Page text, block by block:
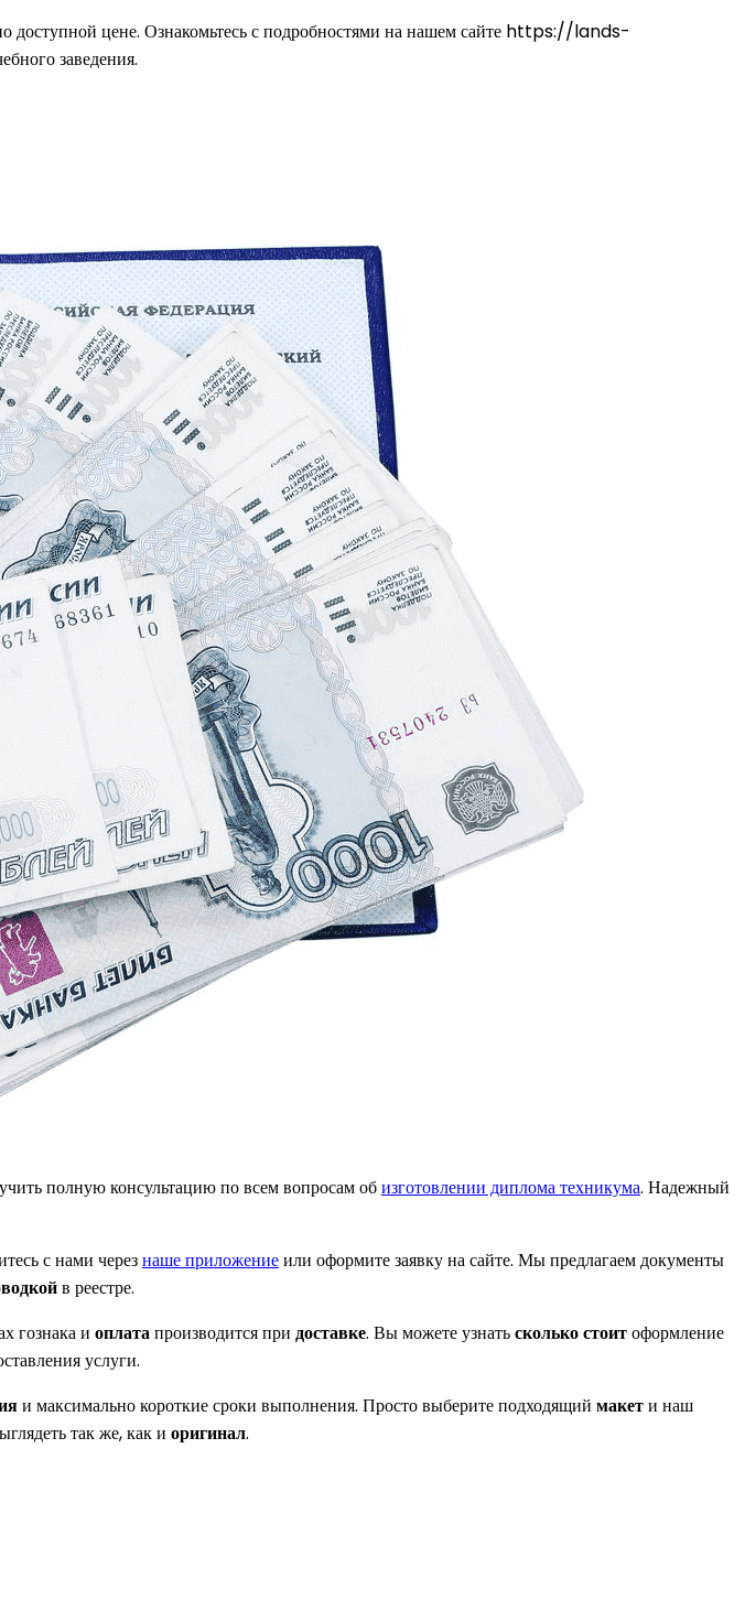
доступной цене. Ознакомьтесь с подробностями на нашем сайте https://lands-
заведения.
полную консультацию по всем вопросам обизготовлении диплома техникума. Надежный
с нами черезнаше приложениеили оформите заявку на сайте. Мы предлагаем документы
в реестре.
гознака и оплатапроизводится при доставке. Вы можете узнатьсколько стоитоформление
услуги.
и максимально короткие сроки выполнения. Просто выберите подходящий макети наш
так же, как и оригинал.